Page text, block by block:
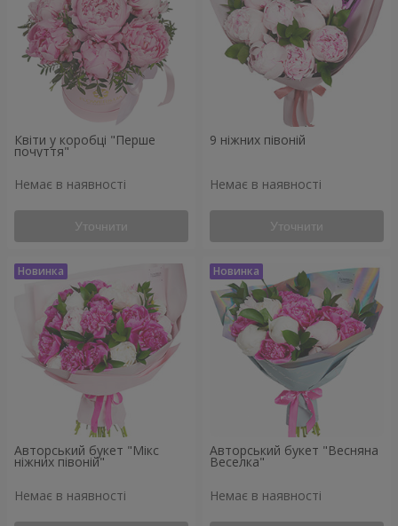
Квіти у коробці "Перше
почуття"
Немає в наявності
Уточнити
9 ніжних півоній
Немає в наявності
Уточнити
Авторський букет "Мікс
ніжних півоній"
Немає в наявності
Авторський букет "Весняна
Веселка"
Немає в наявності